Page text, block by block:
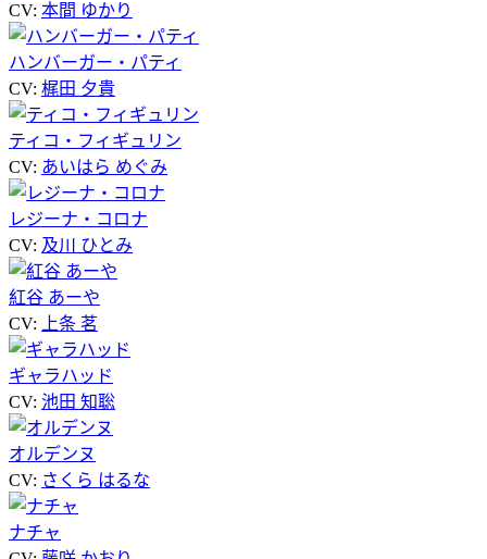
CV: 本間 ゆかり
ハンバーガー・パティ
CV: 梶田 夕貴
ティコ・フィギュリン
CV: あいはら めぐみ
レジーナ・コロナ
CV: 及川 ひとみ
紅谷 あーや
CV:
上条 茗
ギャラハッド
CV: 池田 知聡
オルデンヌ
CV: さくら はるな
ナチャ